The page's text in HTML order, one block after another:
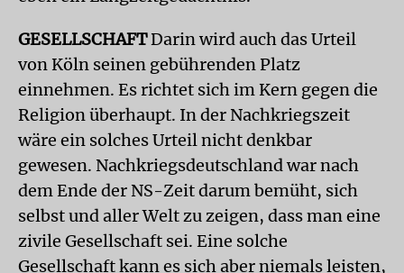
GESELLSCHAFTDarin wird auch das Urteil
von Köln seinen gebührenden Platz
einnehmen. Es richtet sich im Kern gegen die
Religion überhaupt. In der Nachkriegszeit
wäre ein solches Urteil nicht denkbar
gewesen. Nachkriegsdeutschland war nach
dem Ende der NS-Zeit darum bemüht, sich
selbst und aller Welt zu zeigen, dass man eine
zivile Gesellschaft sei. Eine solche
Gesellschaft kann es sich aber niemals leisten,